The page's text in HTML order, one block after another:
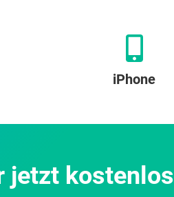
iPhone
jetzt kostenlos